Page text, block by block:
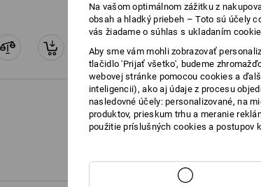
Na vašom optimálnom zážitku z
obsah a hladký priebeh – Toto sú účely
vás žiadame o súhlas s ukladaním
Aby sme vám mohli zobrazovať
tlačidlo 'Prijať všetko', budeme
webovej stránke pomocou cookies a
inteligencii), ako aj údaje z procesu
nasledovné účely: personalizované, na
produktov, prieskum trhu a meranie
použitie príslušných cookies a postupov